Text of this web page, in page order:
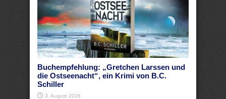
Buchempfehlung: „Gretchen Larssen und
die Ostseenacht“, ein Krimi von B.C.
Schiller
3. August 2026